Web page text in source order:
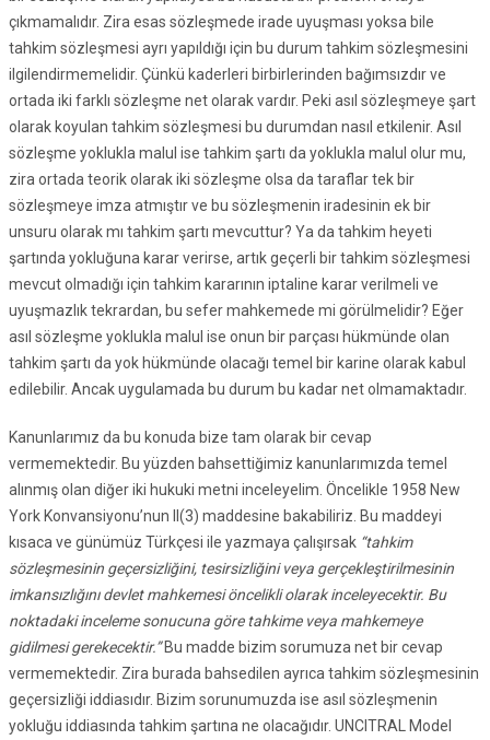
çıkmamalıdır. Zira esas sözleşmede irade uyuşması yoksa bile
tahkim sözleşmesi ayrı yapıldığı için bu durum tahkim sözleşmesini
ilgilendirmemelidir. Çünkü kaderleri birbirlerinden bağımsızdır ve
ortada iki farklı sözleşme net olarak vardır. Peki asıl sözleşmeye şart
olarak koyulan tahkim sözleşmesi bu durumdan nasıl etkilenir. Asıl
sözleşme yoklukla malul ise tahkim şartı da yoklukla malul olur mu,
zira ortada teorik olarak iki sözleşme olsa da taraflar tek bir
sözleşmeye imza atmıştır ve bu sözleşmenin iradesinin ek bir
unsuru olarak mı tahkim şartı mevcuttur? Ya da tahkim heyeti
şartında yokluğuna karar verirse, artık geçerli bir tahkim sözleşmesi
mevcut olmadığı için tahkim kararının iptaline karar verilmeli ve
uyuşmazlık tekrardan, bu sefer mahkemede mi görülmelidir? Eğer
asıl sözleşme yoklukla malul ise onun bir parçası hükmünde olan
tahkim şartı da yok hükmünde olacağı temel bir karine olarak kabul
edilebilir. Ancak uygulamada bu durum bu kadar net olmamaktadır.
Kanunlarımız da bu konuda bize tam olarak bir cevap
vermemektedir. Bu yüzden bahsettiğimiz kanunlarımızda temel
alınmış olan diğer iki hukuki metni inceleyelim. Öncelikle 1958 New
York Konvansiyonu’nun II(3) maddesine bakabiliriz. Bu maddeyi
kısaca ve günümüz Türkçesi ile yazmaya çalışırsak “tahkim
sözleşmesinin geçersizliğini, tesirsizliğini veya gerçekleştirilmesinin
imkansızlığını devlet mahkemesi öncelikli olarak inceleyecektir. Bu
noktadaki inceleme sonucuna göre tahkime veya mahkemeye
gidilmesi gerekecektir.”Bu madde bizim sorumuza net bir cevap
vermemektedir. Zira burada bahsedilen ayrıca tahkim sözleşmesinin
geçersizliği iddiasıdır. Bizim sorunumuzda ise asıl sözleşmenin
yokluğu iddiasında tahkim şartına ne olacağıdır. UNCITRAL Model